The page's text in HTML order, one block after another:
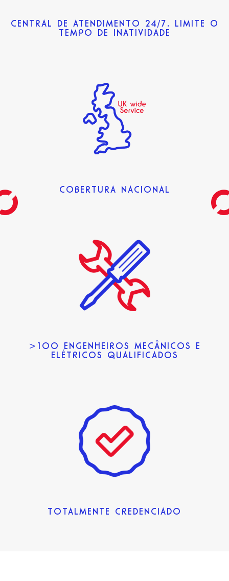
CENTRAL DE ATENDIMENTO 24/7. LIMITE O
TEMPO DE INATIVIDADE
COBERTURA NACIONAL
>100 ENGENHEIROS MECÂNICOS E
ELÉTRICOS QUALIFICADOS
TOTALMENTE CREDENCIADO